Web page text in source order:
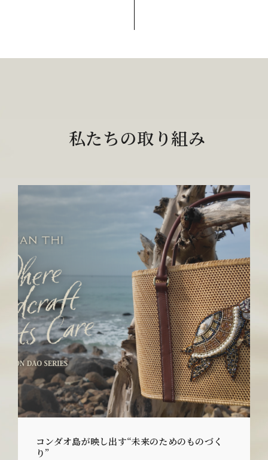
私たちの取り組み
コンダオ島が映し出す“未来のためのものづく
り”